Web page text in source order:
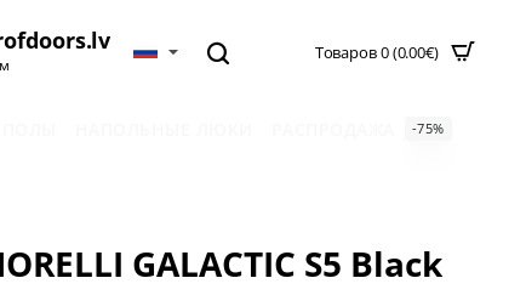
Товаров 0 (0.00€)
-75%
GALACTIC S5 Black